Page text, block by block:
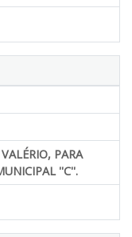
PARA
''C''.